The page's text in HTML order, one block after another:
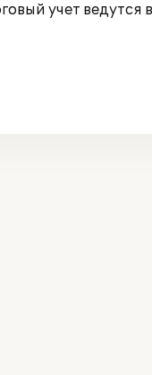
учет ведутся